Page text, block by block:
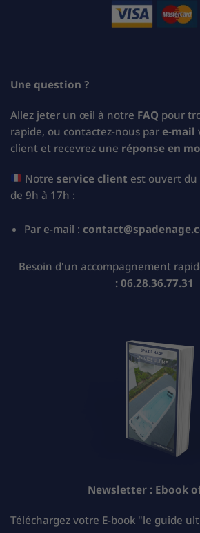
Une question ?
Allez jeter un œil à notre FAQ pour
rapide, ou contactez-nous par e-mail
client et recevrez une réponse en
Notreservice client est ouvert
de 9h à 17h :
Par e-mail :
Besoin d'un accompagnement
: 06.28.36.77.31
Newsletter : Ebook
Téléchargez votre E-book "le guide